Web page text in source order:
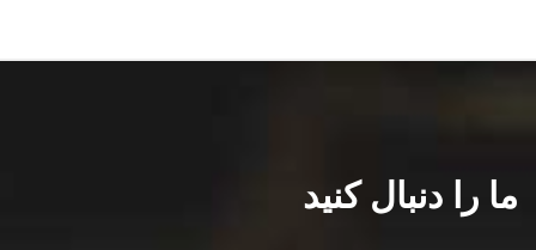
ما را دنبال کنید